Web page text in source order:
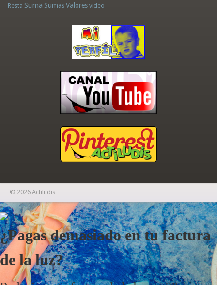
Resta Suma Sumas Valores vídeo
© 2026 Actiludis
×
¿Pagas demasiado en tu factura
de la luz?